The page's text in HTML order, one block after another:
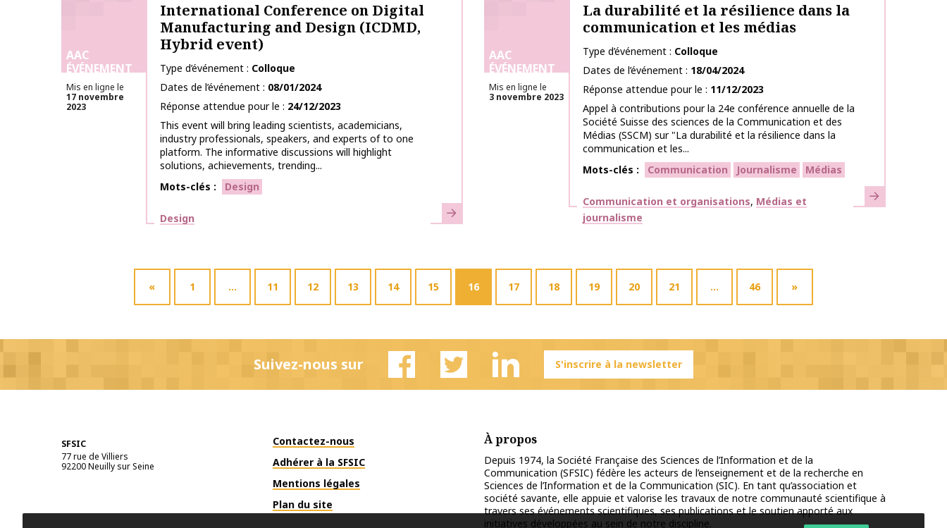
AAC
ÉVÉNEMENT
Mis en ligne le
17 novembre
2023
International Conference on Digital
Manufacturing and Design (ICDMD,
Hybrid event)
Type d’événement
Colloque
Dates de l’événement
08/01/2024
Réponse attendue pour le
24/12/2023
This event will bring leading scientists, academicians,
industry professionals, speakers, and experts of to one
platform. The informative discussions will highlight
solutions, achievements, trending...
Mots-clés
Design
Thématiques
Design En savoir plus
AAC
ÉVÉNEMENT
Mis en ligne le
3 novembre 2023
La durabilité et la résilience dans la
communication et les médias
Type d’événement
Colloque
Dates de l’événement
18/04/2024
Réponse attendue pour le
11/12/2023
Appel à contributions pour la 24e conférence annuelle de la
Société Suisse des sciences de la Communication et des
Médias (SSCM) sur "La durabilité et la résilience dans la
communication et les...
Mots-clés
Communication Journalisme Médias
Thématiques
Communication et organisations Médias et
journalisme
En savoir plus
« 1 … 11 12 13 14 15 16 17 18 19 20 21 … 46 »
Suivez-nous sur S'inscrire à la newsletter
SFSIC
77 rue de Villiers
92200Neuilly sur Seine
Contactez-nous
Adhérer à la SFSIC
Mentions légales
Plan du site
À propos
Depuis 1974, la Société Française des Sciences de l’Information et de la
Communication (SFSIC) fédère les acteurs de l’enseignement et de la recherche en
Sciences de l’Information et de la Communication (SIC). En tant qu’association et
société savante, elle appuie et valorise les travaux de notre communauté scientifique à
travers ses événements scientifiques, ses publications et le soutien apporté aux
initiatives développées au sein de notre discipline.